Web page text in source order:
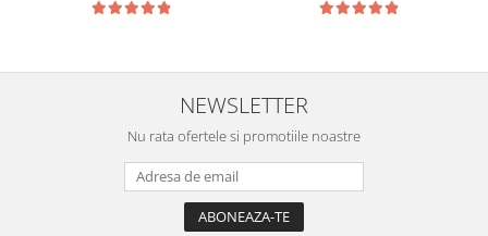
NEWSLETTER
Nu rata ofertele si promotiile noastre